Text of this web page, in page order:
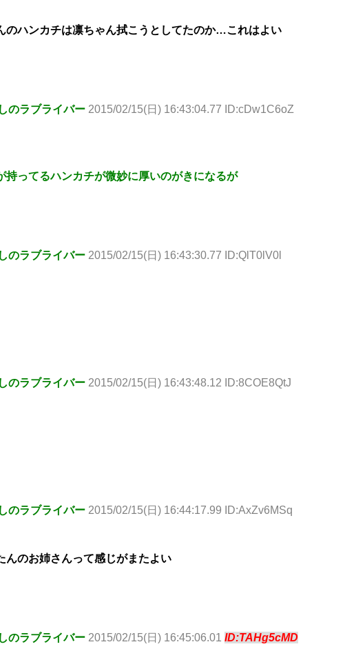
のハンカチは凛ちゃん拭こうとしてたのか…これはよい
のラブライバー 2015/02/15(日) 16:43:04.77 ID:cDw1C6oZ
持ってるハンカチが微妙に厚いのがきになるが
のラブライバー 2015/02/15(日) 16:43:30.77 ID:QlT0lV0l
のラブライバー 2015/02/15(日) 16:43:48.12 ID:8COE8QtJ
のラブライバー 2015/02/15(日) 16:44:17.99 ID:AxZv6MSq
んのお姉さんって感じがまたよい
のラブライバー 2015/02/15(日) 16:45:06.01 ID:TAHg5cMD